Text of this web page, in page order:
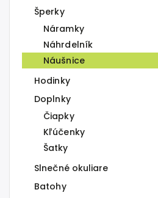
Šperky
Náramky
Náhrdelník
Náušnice
Hodinky
Doplnky
Čiapky
Kľúčenky
Šatky
Slnečné okuliare
Batohy